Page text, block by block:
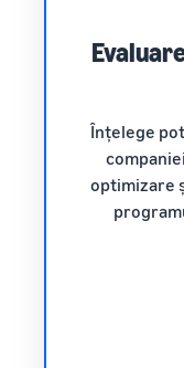
Înțelege
optimizare